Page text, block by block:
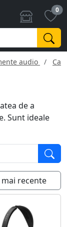
0
audio
de a
Sunt ideale
durata si
noise-
si mai placuta.
de la
mai recente